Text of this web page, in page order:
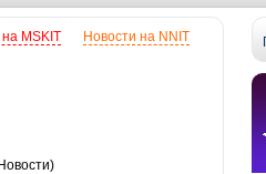
Новости на NNIT
MSKIT